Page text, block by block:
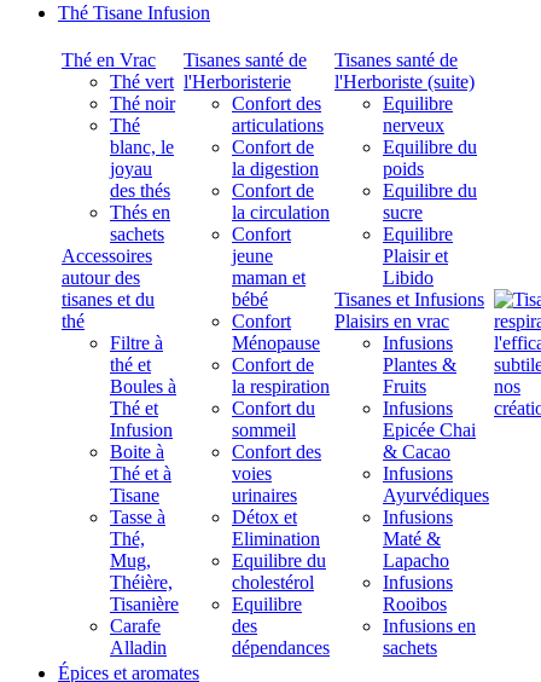
Thé Tisane Infusion
Thé en Vrac
Thé vert
Thé noir
Thé
blanc, le
joyau
des thés
Thés en
sachets
Accessoires
autour des
tisanes et du
thé
Filtre à
thé et
Boules à
Thé et
Infusion
Boite à
Thé et à
Tisane
Tasse à
Thé,
Mug,
Théière,
Tisanière
Carafe
Alladin
Tisanes santé de
l'Herboristerie
Confort des
articulations
Confort de
la digestion
Confort de
la circulation
Confort
jeune
maman et
bébé
Confort
Ménopause
Confort de
la respiration
Confort du
sommeil
Confort des
voies
urinaires
Détox et
Elimination
Equilibre du
cholestérol
Equilibre
des
dépendances
Tisanes santé de
l'Herboriste (suite)
Equilibre
nerveux
Equilibre du
poids
Equilibre du
sucre
Equilibre
Plaisir et
Libido
Tisanes et Infusions
Plaisirs en vrac
Infusions
Plantes &
Fruits
Infusions
Epicée Chai
& Cacao
Infusions
Ayurvédiques
Infusions
Maté &
Lapacho
Infusions
Rooibos
Infusions en
sachets
Épices et aromates